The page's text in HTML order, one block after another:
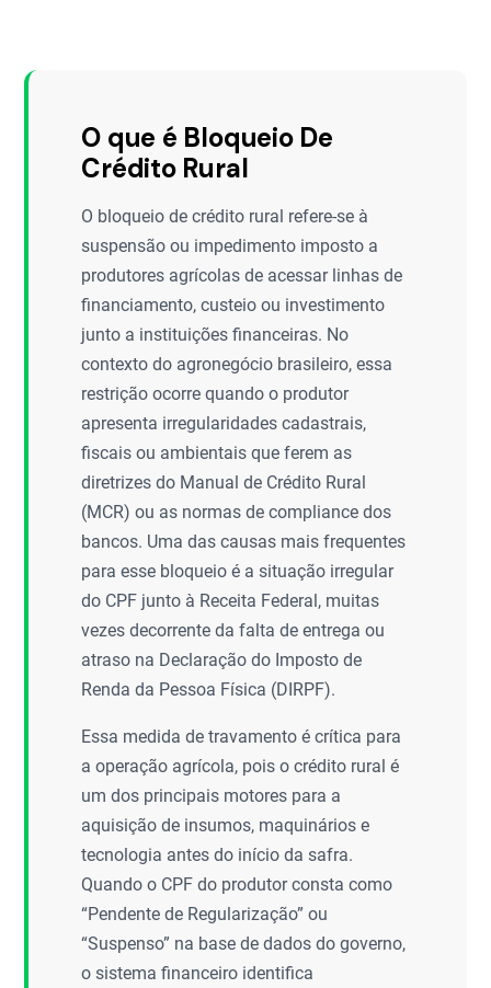
O que é Bloqueio De
Crédito Rural
O bloqueio de crédito rural refere-se à
suspensão ou impedimento imposto a
produtores agrícolas de acessar linhas de
financiamento, custeio ou investimento
junto a instituições financeiras. No
contexto do agronegócio brasileiro, essa
restrição ocorre quando o produtor
apresenta irregularidades cadastrais,
fiscais ou ambientais que ferem as
diretrizes do Manual de Crédito Rural
(MCR) ou as normas de compliance dos
bancos. Uma das causas mais frequentes
para esse bloqueio é a situação irregular
do CPF junto à Receita Federal, muitas
vezes decorrente da falta de entrega ou
atraso na Declaração do Imposto de
Renda da Pessoa Física (DIRPF).
Essa medida de travamento é crítica para
a operação agrícola, pois o crédito rural é
um dos principais motores para a
aquisição de insumos, maquinários e
tecnologia antes do início da safra.
Quando o CPF do produtor consta como
“Pendente de Regularização” ou
“Suspenso” na base de dados do governo,
o sistema financeiro identifica